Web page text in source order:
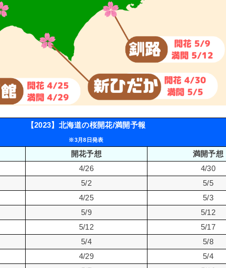
【2023】北海道の桜開花/満開予報
※3月8日発表
開花予想
満開予想
4/26
4/30
5/2
5/5
4/25
5/3
5/9
5/12
5/12
5/17
5/4
5/8
4/29
5/4